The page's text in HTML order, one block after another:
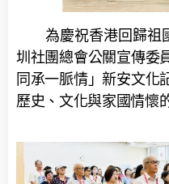
為慶祝香港回歸祖
圳社團總會公關宣傳委
同承一脈情」新安文化
歷史、文化與家國情懷